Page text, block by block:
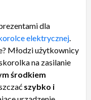
dla
elektrycznej.
Młodzi użytkownicy
na zasilanie
środkiem
szybko i